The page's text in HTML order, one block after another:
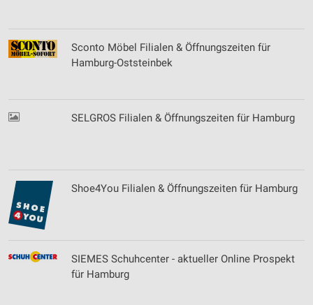
Sconto Möbel Filialen & Öffnungszeiten für
Hamburg-Oststeinbek
SELGROS Filialen & Öffnungszeiten für Hamburg
Shoe4You Filialen & Öffnungszeiten für Hamburg
SIEMES Schuhcenter - aktueller Online Prospekt
für Hamburg